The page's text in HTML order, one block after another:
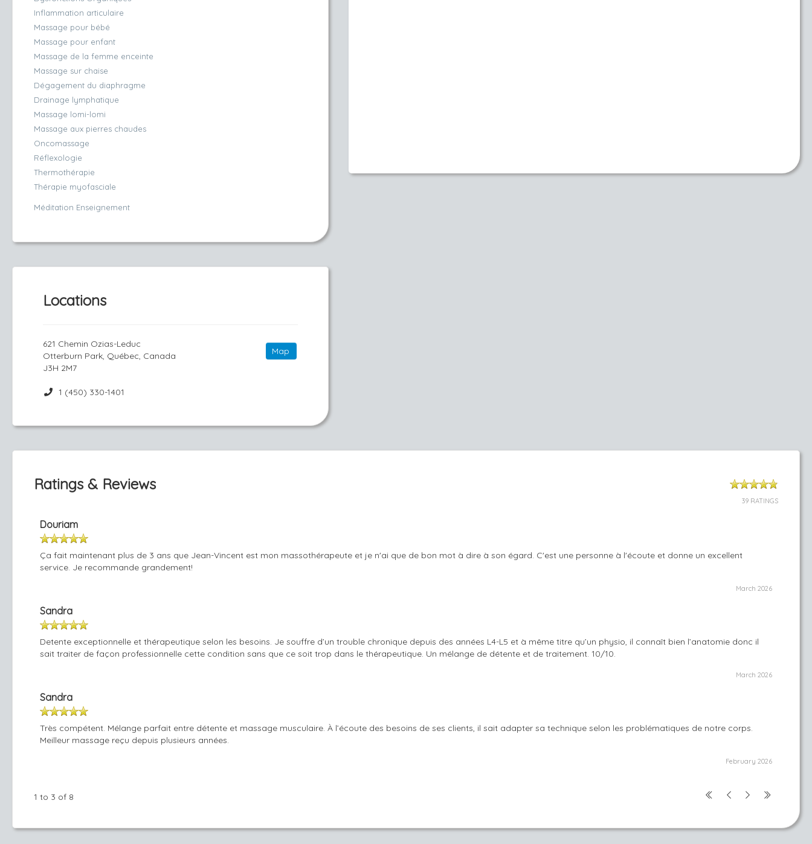
Inflammation articulaire
Massage pour bébé
Massage pour enfant
Massage de la femme enceinte
Massage sur chaise
Dégagement du diaphragme
Drainage lymphatique
Massage lomi-lomi
Massage aux pierres chaudes
Oncomassage
Réflexologie
Thermothérapie
Thérapie myofasciale
Méditation Enseignement
Locations
621 Chemin Ozias-Leduc
Otterburn Park, Québec, Canada
J3H 2M7
1 (450) 330-1401
Map
Ratings & Reviews
39 RATINGS
Douriam
Ça fait maintenant plus de 3 ans que Jean-Vincent est mon massothérapeute et je n'ai que de bon mot à dire à son égard. C'est une personne à l'écoute et donne un excellent
service. Je recommande grandement!
March 2026
Sandra
Detente exceptionnelle et thérapeutique selon les besoins. Je souffre d’un trouble chronique depuis des années L4-L5 et à même titre qu’un physio, il connaît bien l’anatomie donc il
sait traiter de façon professionnelle cette condition sans que ce soit trop dans le thérapeutique. Un mélange de détente et de traitement. 10/10.
March 2026
Sandra
Très compétent. Mélange parfait entre détente et massage musculaire. À l’écoute des besoins de ses clients, il sait adapter sa technique selon les problématiques de notre corps.
Meilleur massage reçu depuis plusieurs années.
February 2026
1 to 3 of 8